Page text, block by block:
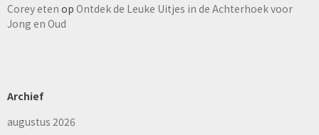
Corey eten op Ontdek de Leuke Uitjes in de Achterhoek voor
Jong en Oud
Archief
augustus 2026